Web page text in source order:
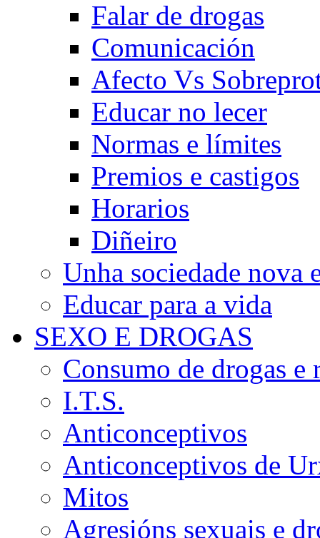
Falar de drogas
Comunicación
Afecto Vs
Educar no lecer
Normas e límites
Premios e castigos
Horarios
Diñeiro
Unha sociedade nova
Educar para a vida
SEXO E DROGAS
Consumo de drogas e
I.T.S.
Anticonceptivos
Anticonceptivos de
Mitos
Agresións sexuais e